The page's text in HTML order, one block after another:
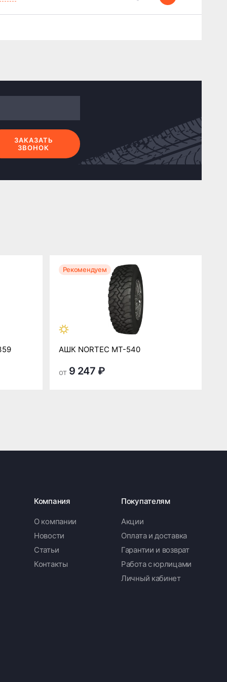
ЗАКАЗАТЬ
ЗВОНОК
Рекомендуем
АШК NORTEC MT-540
от 9 247 ₽
Компания
О компании
Новости
Статьи
Контакты
Покупателям
Акции
Оплата и доставка
Гарантии и возврат
Работа с юрлицами
Личный кабинет